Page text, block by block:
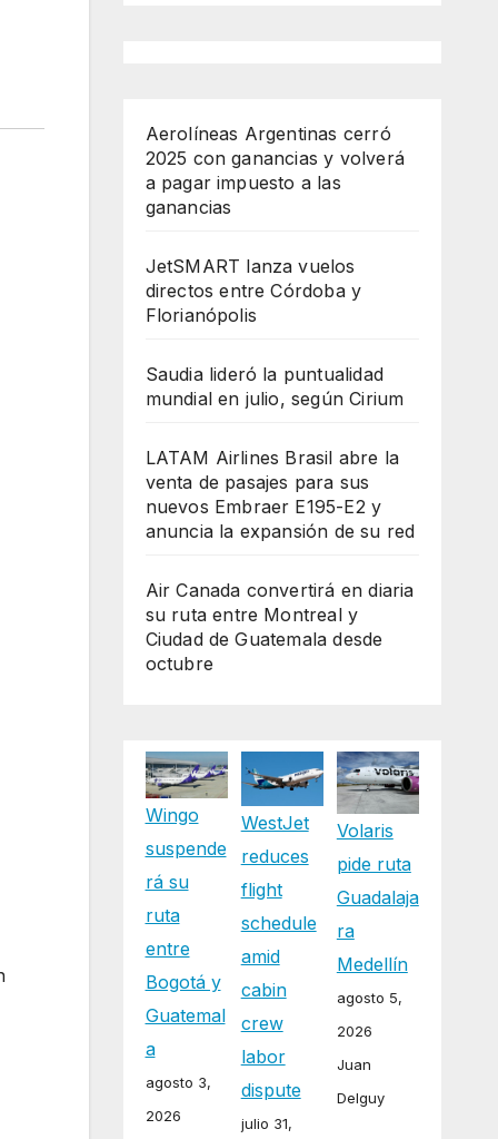
Aerolíneas Argentinas cerró
2025 con ganancias y volverá
a pagar impuesto a las
ganancias
JetSMART lanza vuelos
directos entre Córdoba y
Florianópolis
Saudia lideró la puntualidad
mundial en julio, según Cirium
LATAM Airlines Brasil abre la
venta de pasajes para sus
nuevos Embraer E195-E2 y
anuncia la expansión de su red
Air Canada convertirá en diaria
su ruta entre Montreal y
Ciudad de Guatemala desde
octubre
Wingo
suspende
rá su
ruta
entre
Bogotá y
Guatemal
a
agosto 3,
2026
WestJet
reduces
flight
schedule
amid
cabin
crew
labor
dispute
julio 31,
Volaris
pide ruta
Guadalaja
ra
Medellín
agosto 5,
2026
Juan
Delguy